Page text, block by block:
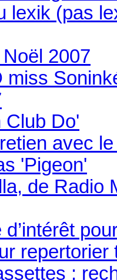
lexik (pas
2007
miss
Club Do'
avec
'Pigeon'
de Radio
d’intérêt
: